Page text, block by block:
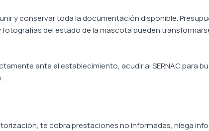
y conservar toda la documentación disponible.
del estado de la mascota pueden
ante el establecimiento, acudir al SERNAC para
te cobra prestaciones no informadas, niega